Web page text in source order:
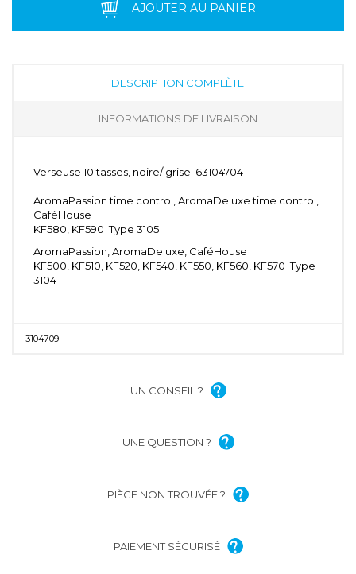
AJOUTER AU PANIER
DESCRIPTION COMPLÈTE
INFORMATIONS DE LIVRAISON
Verseuse 10 tasses, noire/ grise 63104704
AromaPassion time control, AromaDeluxe time control,
CaféHouse
KF580, KF590 Type 3105
AromaPassion, AromaDeluxe, CaféHouse
KF500, KF510, KF520, KF540, KF550, KF560, KF570 Type
3104
3104709
UN CONSEIL ?
UNE QUESTION ?
PIÈCE NON TROUVÉE ?
PAIEMENT SÉCURISÉ